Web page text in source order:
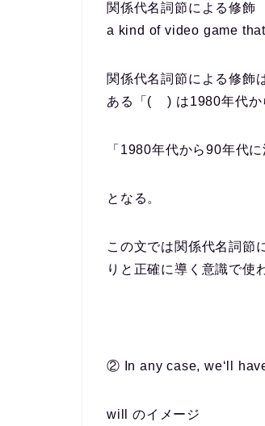
関係代名詞節による修飾
a kind of video game that
関係代名詞節による修
ある「( ) は1980年代か
「1980年代から90年代
となる。
この文では関係代名詞節
りと正確に導く意識で使
② In any case, we‘ll
will のイメージ